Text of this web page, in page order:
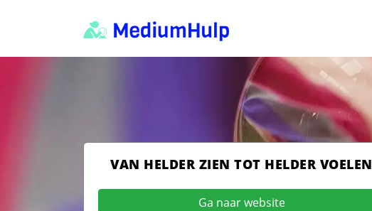
VAN HELDER ZIEN TOT HELDER VOELEN
Ga naar website